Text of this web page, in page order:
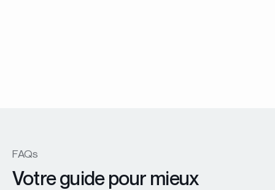
FAQs
Votre guide pour mieux